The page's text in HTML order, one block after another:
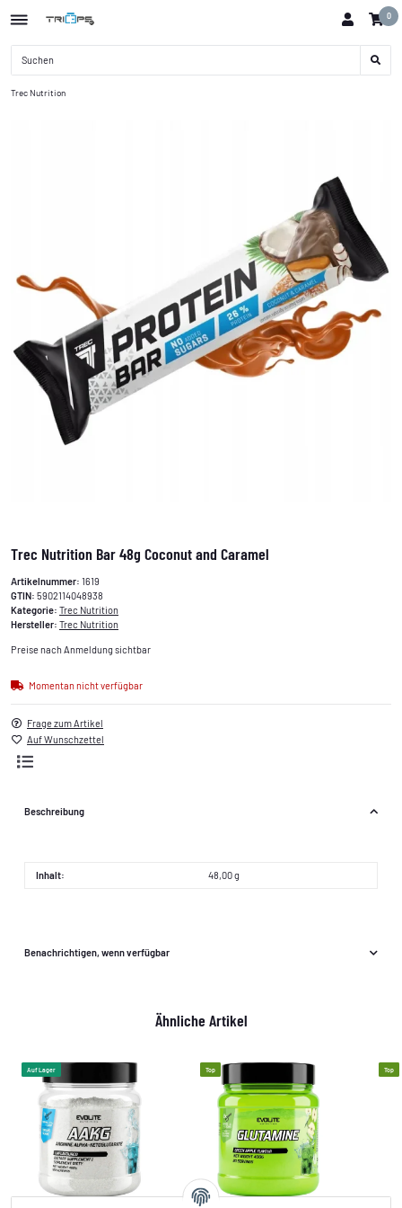
0
Trec Nutrition
Trec Nutrition Bar 48g Coconut and Caramel
Artikelnummer: 1619
GTIN: 5902114048938
Kategorie: Trec Nutrition
Hersteller: Trec Nutrition
Preise nach Anmeldung sichtbar
Momentan nicht verfügbar
Frage zum Artikel
Auf Wunschzettel
Beschreibung
Inhalt: 48,00 g
Benachrichtigen, wenn verfügbar
Ähnliche Artikel
Auf Lager Top Top